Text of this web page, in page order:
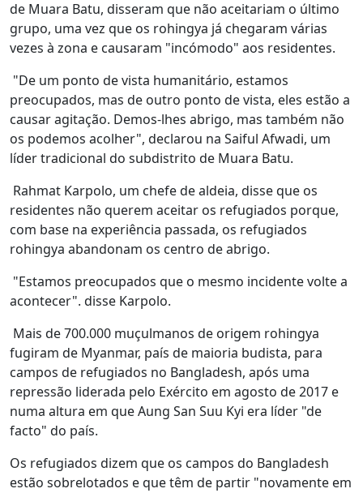
de Muara Batu, disseram que não aceitariam o último
grupo, uma vez que os rohingya já chegaram várias
vezes à zona e causaram "incómodo" aos residentes.
"De um ponto de vista humanitário, estamos
preocupados, mas de outro ponto de vista, eles estão a
causar agitação. Demos-lhes abrigo, mas também não
os podemos acolher", declarou na Saiful Afwadi, um
líder tradicional do subdistrito de Muara Batu.
Rahmat Karpolo, um chefe de aldeia, disse que os
residentes não querem aceitar os refugiados porque,
com base na experiência passada, os refugiados
rohingya abandonam os centro de abrigo.
"Estamos preocupados que o mesmo incidente volte a
acontecer". disse Karpolo.
Mais de 700.000 muçulmanos de origem rohingya
fugiram de Myanmar, país de maioria budista, para
campos de refugiados no Bangladesh, após uma
repressão liderada pelo Exército em agosto de 2017 e
numa altura em que Aung San Suu Kyi era líder "de
facto" do país.
Os refugiados dizem que os campos do Bangladesh
estão sobrelotados e que têm de partir "novamente em